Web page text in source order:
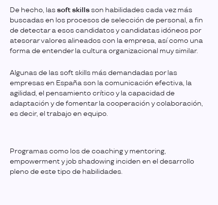
De hecho, lassoft skills son habilidades cada vez más
buscadas en los procesos de selección de personal, a fin
de detectar a esos candidatos y candidatas idóneos por
atesorar valores alineados con la empresa, así como una
forma de entender la cultura organizacional muy similar.
Algunas de las soft skills más demandadas por las
empresas en España son la comunicación efectiva, la
agilidad, el pensamiento crítico y la capacidad de
adaptación y de fomentar la cooperación y colaboración,
es decir, el trabajo en equipo.
Programas como los de coaching y mentoring,
empowerment y job shadowing inciden en el desarrollo
pleno de este tipo de habilidades.